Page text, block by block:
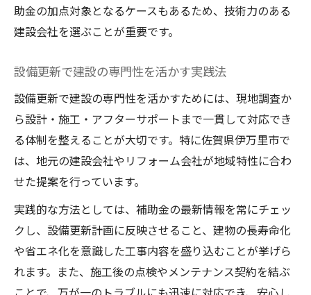
助金の加点対象となるケースもあるため、技術力のある
建設会社を選ぶことが重要です。
設備更新で建設の専門性を活かす実践法
設備更新で建設の専門性を活かすためには、現地調査か
ら設計・施工・アフターサポートまで一貫して対応でき
る体制を整えることが大切です。特に佐賀県伊万里市で
は、地元の建設会社やリフォーム会社が地域特性に合わ
せた提案を行っています。
実践的な方法としては、補助金の最新情報を常にチェッ
クし、設備更新計画に反映させること、建物の長寿命化
や省エネ化を意識した工事内容を盛り込むことが挙げら
れます。また、施工後の点検やメンテナンス契約を結ぶ